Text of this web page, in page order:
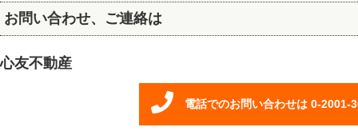
お問い合わせ、ご連絡は
心友不動産
電話でのお問い合わせは 0-2001-